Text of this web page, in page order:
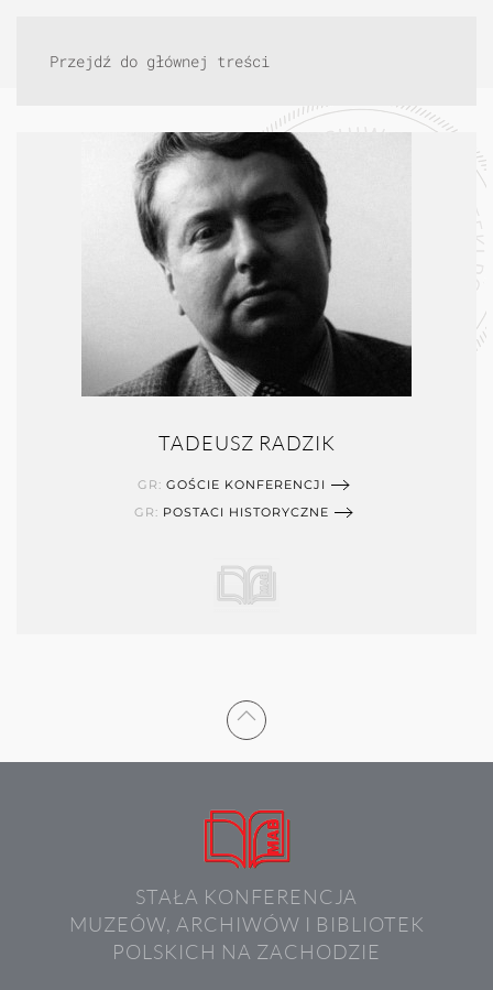
Przejdź do głównej treści
TADEUSZ RADZIK
GR: GOŚCIE KONFERENCJI
GR: POSTACI HISTORYCZNE
STAŁA KONFERENCJA
MUZEÓW, ARCHIWÓW I BIBLIOTEK
POLSKICH NA ZACHODZIE